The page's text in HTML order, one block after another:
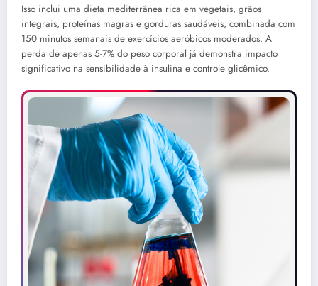
Isso inclui uma dieta mediterrânea rica em vegetais, grãos
integrais, proteínas magras e gorduras saudáveis, combinada com
150 minutos semanais de exercícios aeróbicos moderados. A
perda de apenas 5-7% do peso corporal já demonstra impacto
significativo na sensibilidade à insulina e controle glicêmico.